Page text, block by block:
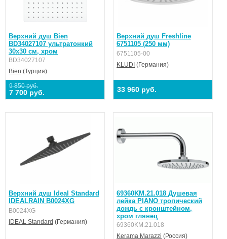
Верхний душ Bien
BD34027107 ультратонкий
30x30 см, хром
BD34027107
Bien (Турция)
9 850 руб.
7 700 руб.
Верхний душ Freshline
6751105 (250 мм)
6751105-00
KLUDI (Германия)
33 960 руб.
Верхний душ Ideal Standard
IDEALRAIN B0024XG
B0024XG
IDEAL Standard (Германия)
69360KM.21.018 Душевая
лейка PIANO тропический
дождь с кронштейном,
хром глянец
69360KM.21.018
Kerama Marazzi (Россия)